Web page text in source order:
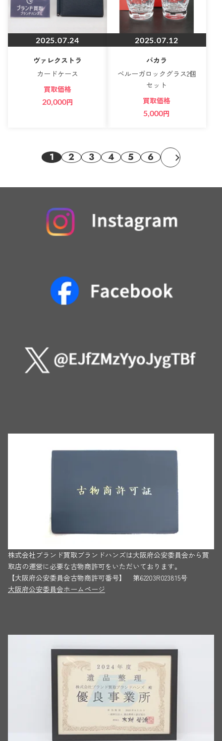
2025.07.24
ヴァレクストラ
カードケース
買取価格
20,000円
2025.07.12
バカラ
ベルーガロックグラス2個
セット
買取価格
5,000円
1 2 3 4 5 6
株式会社ブランド買取ブランドハンズは大阪府公安委員会から買
取店の運営に必要な古物商許可をいただいております。
【大阪府公安委員会古物商許可番号】 第62203R023815号
大阪府公安委員会ホームページ